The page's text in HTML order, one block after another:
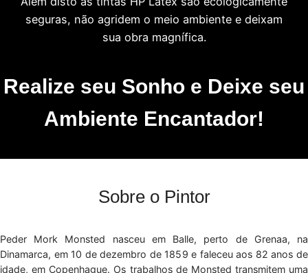
seguras, não agridem o meio ambiente e deixam
sua obra magnífica.
Realize seu Sonho e Deixe seu
Ambiente Encantador!
Sobre o Pintor
Peder Mork Monsted nasceu em Balle, perto de Grenaa, na
Dinamarca, em 10 de dezembro de 1859 e faleceu aos 82 anos de
idade, em Copenhague. Os trabalhos de Monsted transmitem uma